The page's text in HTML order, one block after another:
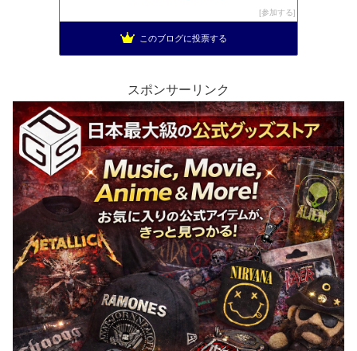
参加する
このブログに投票する
スポンサーリンク